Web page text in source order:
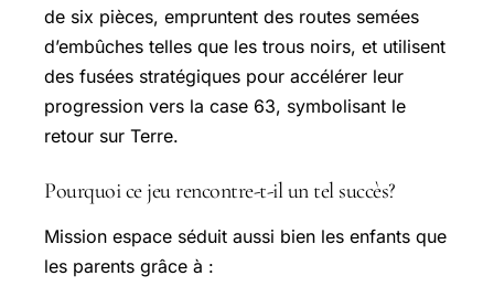
de six pièces, empruntent des routes semées
d’embûches telles que les trous noirs, et utilisent
des fusées stratégiques pour accélérer leur
progression vers la case 63, symbolisant le
retour sur Terre.
Pourquoi ce jeu rencontre-t-il un tel succès?
Mission espace séduit aussi bien les enfants que
les parents grâce à :